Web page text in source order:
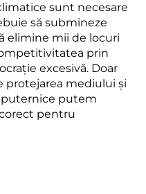
sunt necesare
să submineze
elimine mii de locuri
prin
excesivă. Doar
protejarea mediului și
putem
pentru